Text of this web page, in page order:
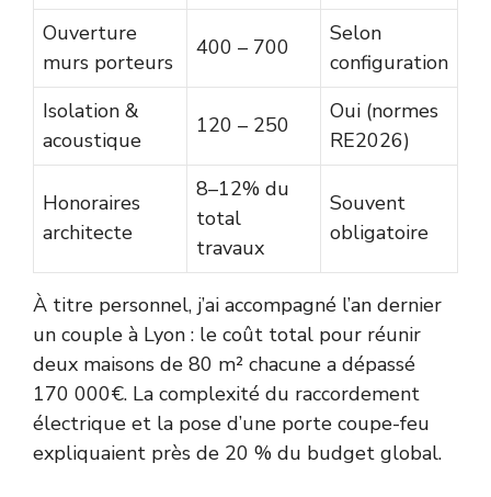
Ouverture
murs porteurs
400 – 700
Selon
configuration
Isolation &
acoustique
120 – 250
Oui (normes
RE2026)
Honoraires
architecte
8–12% du
total
travaux
Souvent
obligatoire
À titre personnel, j’ai accompagné l’an dernier
un couple à Lyon : le coût total pour réunir
deux maisons de 80 m² chacune a dépassé
170 000€. La complexité du raccordement
électrique et la pose d’une porte coupe-feu
expliquaient près de 20 % du budget global.